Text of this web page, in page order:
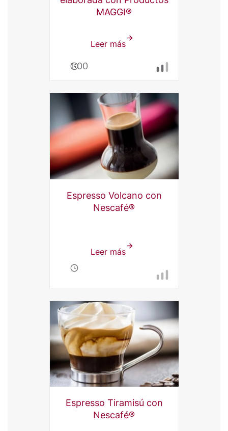
MAGGI®
Leer mássobre
valenciana
con
Productos
MAGGI®
1:00
Espresso Volcano con
Nescafé®
Leer mássobre
Espresso Tiramisú con
Nescafé®